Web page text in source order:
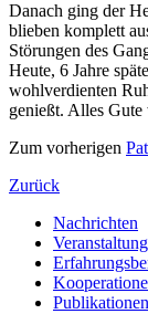
Danach ging der
blieben komplett
Störungen des
Heute, 6 Jahre
wohlverdienten
genießt. Alles
Zum vorherigen
Zurück
Nachrichten
Publikationen